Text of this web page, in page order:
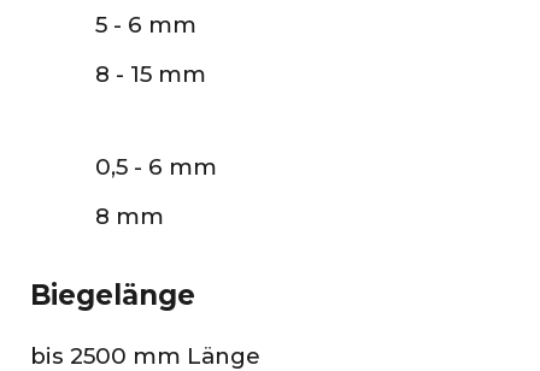
5 - 6 mm
8 - 15 mm
0,5 - 6 mm
8 mm
Biegelänge
bis 2500 mm Länge